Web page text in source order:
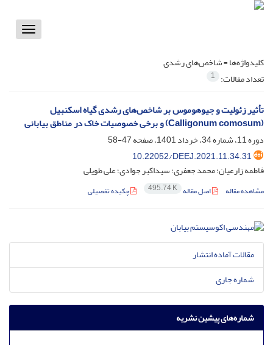
Toggle
کلیدواژه‌ها =شاخص‌های رشدی
تعداد مقالات: 1
تأثیر زئولیت و جیوهوموس بر شاخص‌های رشدی گیاه اسکنبیل
(Calligonum comosum) و برخی خصوصیات خاک در مناطق بیابانی
دوره 11، شماره 34، خرداد 1401، صفحه
47-58
10.22052/DEEJ.2021.11.34.31
فاطمه زارعیان؛ محمد جعفری؛ سیداکبر جوادی؛ علی طویلی
مشاهده مقاله اصل مقاله 495.74 K چکیده تفصیلی
مقالات آماده انتشار
شماره جاری
شماره‌های پیشین نشریه